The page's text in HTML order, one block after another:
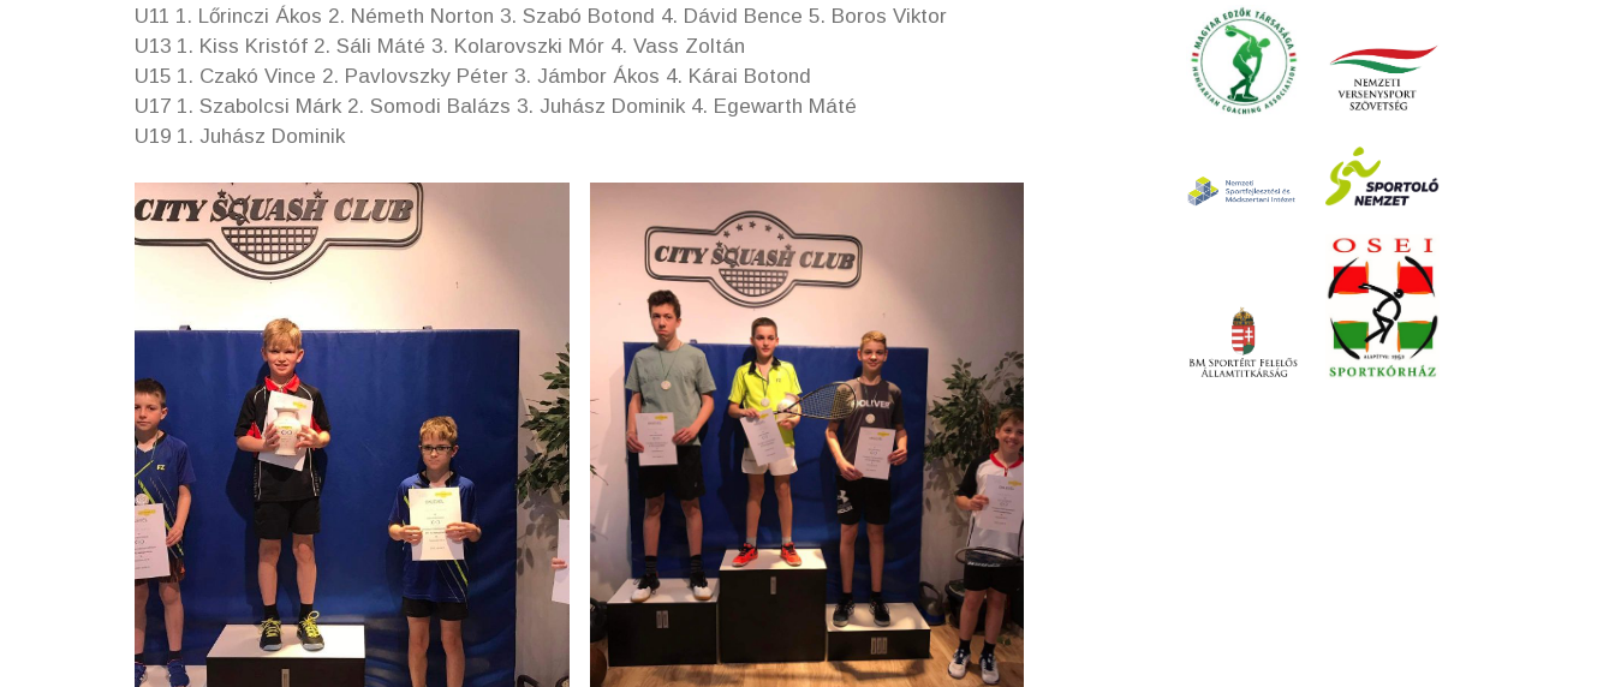
U11 1. Lőrinczi Ákos 2. Németh Norton 3. Szabó Botond 4. Dávid Bence 5. Boros Viktor
U13 1. Kiss Kristóf 2. Sáli Máté 3. Kolarovszki Mór 4. Vass Zoltán
U15 1. Czakó Vince 2. Pavlovszky Péter 3. Jámbor Ákos 4. Kárai Botond
U17 1. Szabolcsi Márk 2. Somodi Balázs 3. Juhász Dominik 4. Egewarth Máté
U19 1. Juhász Dominik